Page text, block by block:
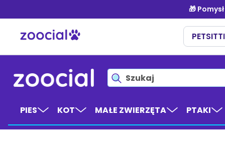
treści
PIES KOT MAŁE ZWIERZĘTA PTAKI